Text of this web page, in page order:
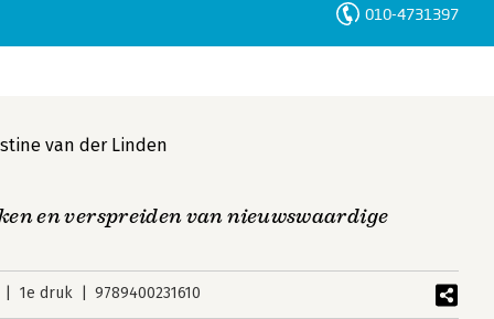
010-4731397
van der Linden
en verspreiden van nieuwswaardige
1e druk 9789400231610
Personen